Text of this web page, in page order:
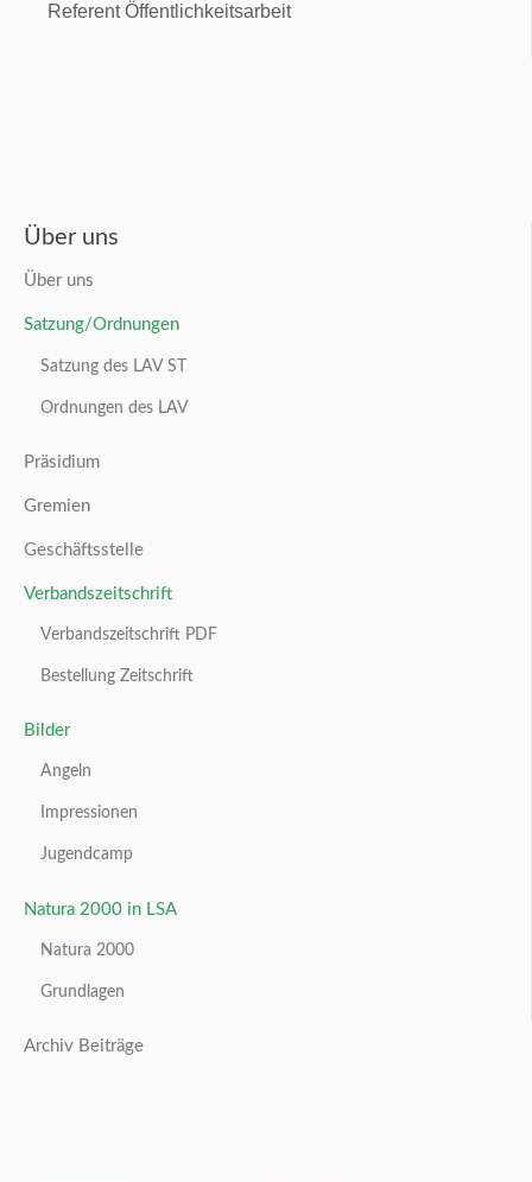
Über uns
Über uns
Satzung/Ordnungen
Satzung des LAV ST
Ordnungen des LAV
Präsidium
Gremien
Geschäftsstelle
Verbandszeitschrift
Verbandszeitschrift PDF
Bestellung Zeitschrift
Bilder
Angeln
Impressionen
Jugendcamp
Natura 2000 in LSA
Natura 2000
Grundlagen
Archiv Beiträge
Referent Öffentlichkeitsarbeit